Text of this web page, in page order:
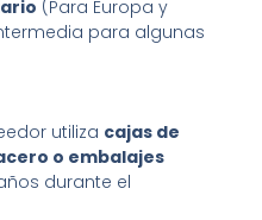
(Para Europa y
para algunas
utiliza cajas de
o embalajes
durante el